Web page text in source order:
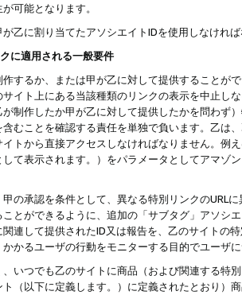
可能となります。
乙に割り当てたアソシエイトIDを使用しなけれ
に適用される一般要件
するか、または甲が乙に対して提供することが
イト上にある当該種類のリンクの表示を中止し
制作したか甲が乙に対して提供したかを問わず
むことを確認する責任を単独で負います。乙は
トから直接アクセスしなければなりません。例
て表示されます。）をパラメータとしてアマゾ
の承認を条件として、異なる特別リンクのURL
ことができるように、追加の「サブタグ」アソシ
連して提供されたID又は報告を、乙のサイトの
かるユーザの行動をモニターする目的でユーザ
いつでも乙のサイトに商品（および関連する特
ト（以下に定義します。）に定義されたとおり